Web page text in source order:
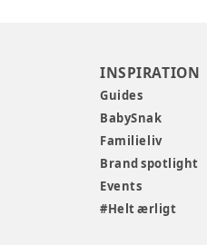
INSPIRATION
Guides
BabySnak
Familieliv
Brand spotlight
Events
#Helt ærligt